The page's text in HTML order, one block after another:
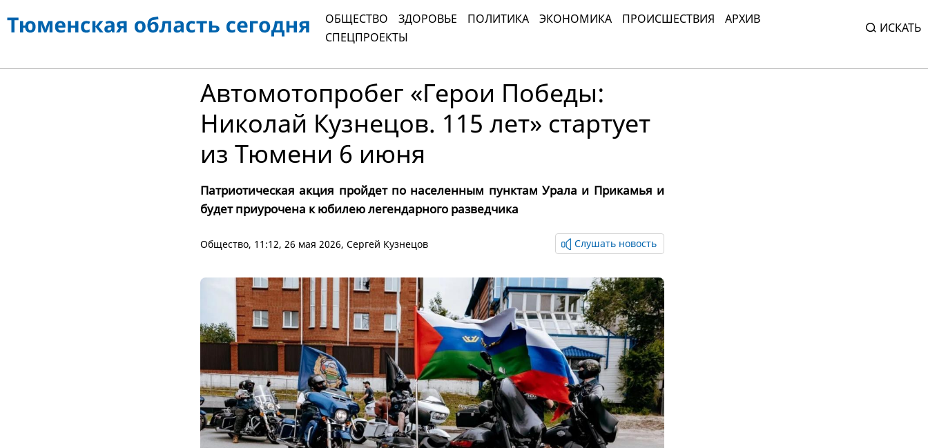
ОБЩЕСТВО ЗДОРОВЬЕ ПОЛИТИКА ЭКОНОМИКА ПРОИСШЕСТВИЯ
АРХИВ
СПЕЦПРОЕКТЫ
ИСКАТЬ
Автомотопробег «Герои Победы:
Николай Кузнецов. 115 лет» стартует
из Тюмени 6 июня
Патриотическая акция пройдет по населенным пунктам Урала и Прикамья и
будет приурочена к юбилею легендарного разведчика
Общество, 11:12, 26 мая 2026, Сергей Кузнецов Слушать новость